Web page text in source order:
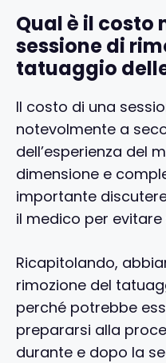
Qual è il costo
sessione di
tatuaggio
Il costo di una
notevolmente a
dell’esperienza del
dimensione e
importante
il medico per evitare
Ricapitolando,
rimozione del
perché potrebbe
prepararsi alla
durante e dopo la